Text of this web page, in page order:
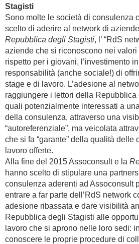
Stagisti
Sono molte le società di consulenza
scelto di aderire al network di
Repubblica degli Stagisti, l’ “RdS
aziende che si riconoscono nei valori
rispetto per i giovani, l’investimento
responsabilità (anche sociale!) di
stage e di lavoro. L’adesione al
raggiungere i lettori della
quali potenzialmente interessati a
della consulenza, attraverso una
“autoreferenziale”, ma veicolata
che si fa “garante” della qualità delle
lavoro offerte.
Alla fine del 2015 Assoconsult e la
hanno scelto di stipulare una
consulenza aderenti ad Assoconsult
entrare a far parte dell’RdS network
adesione ribassata e dare visibilità
Repubblica degli Stagisti alle
lavoro che si aprono nelle loro sedi:
conoscere le proprie procedure di